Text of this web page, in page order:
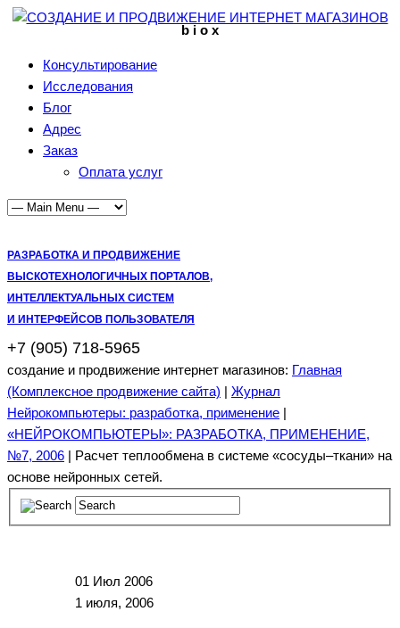
b i o x
Консультирование
Исследования
Блог
Адрес
Заказ
Оплата услуг
РАЗРАБОТКА И ПРОДВИЖЕНИЕ
ВЫСКОТЕХНОЛОГИЧНЫХ ПОРТАЛОВ,
ИНТЕЛЛЕКТУАЛЬНЫХ СИСТЕМ
И ИНТЕРФЕЙСОВ ПОЛЬЗОВАТЕЛЯ
+7 (905) 718-5965
создание и продвижение интернет магазинов: Главная
(Комплексное продвижение сайта) | Журнал
Нейрокомпьютеры: разработка, применение |
«НЕЙРОКОМПЬЮТЕРЫ»: РАЗРАБОТКА, ПРИМЕНЕНИЕ,
№7, 2006 | Расчет теплообмена в системе «сосуды–ткани» на
основе нейронных сетей.
01 Июл 2006
1 июля, 2006